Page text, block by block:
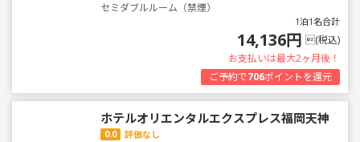
セミダブルルーム（禁煙）
1泊1名合計
14,136円 (税込)
お支払いは最大2ヶ月後！
ご予約で706ポイントを還元
ホテルオリエンタルエクスプレス福岡天神
0.0 評価なし